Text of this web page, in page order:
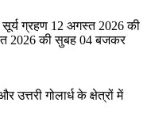
ग्रहण 12 अगस्त 2026 की
2026 की सुबह 04 बजकर
गोलार्ध के क्षेत्रों में